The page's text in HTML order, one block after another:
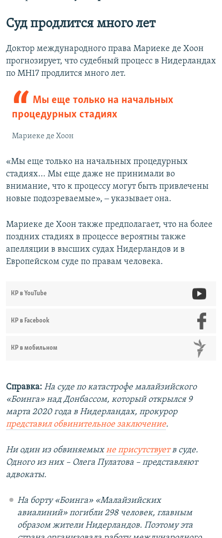
Суд продлится много лет
Доктор международного права Мариеке де Хоон
прогнозирует, что судебный процесс в Нидерландах
по МН17 продлится много лет.
Мы еще только на начальных
процедурных стадиях
Мариеке де Хоон
«Мы еще только на начальных процедурных
стадиях... Мы еще даже не принимали во
внимание, что к процессу могут быть привлечены
новые подозреваемые», ‒ указывает она.
Мариеке де Хоон также предполагает, что на более
поздних стадиях в процессе вероятны также
апелляции в высших судах Нидерландов и в
Европейском суде по правам человека.
КР в YouTube
КР в Facebook
КР в мобильном
Справка: На суде по катастрофе малайзийского
«Боинга» над Донбассом, который открылся 9
марта 2020 года в Нидерландах, прокурор
представил обвинительное заключение.
Ни один из обвиняемыхне присутствуетв суде.
Одного из них – Олега Пулатова – представляют
адвокаты.
На борту «Боинга» «Малайзийских
авиалиний» погибли 298 человек, главным
образом жители Нидерландов. Поэтому эта